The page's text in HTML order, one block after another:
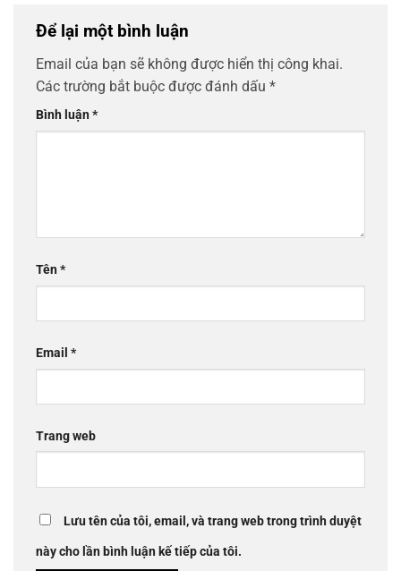
Để lại một bình luận
Email của bạn sẽ không được hiển thị công khai.
Các trường bắt buộc được đánh dấu *
Bình luận*
Tên*
Email *
Trang web
Lưu tên của tôi, email, và trang web trong trình duyệt
này cho lần bình luận kế tiếp của tôi.